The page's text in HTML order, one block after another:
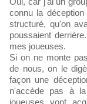
connu la
structuré, qu'on
poussaient
mes joueuses.
Si on ne monte
de nous, on le
façon une
n'accède pas à
joueuses vont